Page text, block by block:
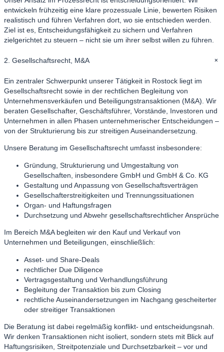
entwickeln frühzeitig eine klare prozessuale Linie, bewerten Risiken
realistisch und führen Verfahren dort, wo sie entschieden werden.
Ziel ist es, Entscheidungsfähigkeit zu sichern und Verfahren
zielgerichtet zu steuern – nicht sie um ihrer selbst willen zu führen.
2. Gesellschaftsrecht, M&A +
Ein zentraler Schwerpunkt unserer Tätigkeit in Rostock liegt im
Gesellschaftsrecht sowie in der rechtlichen Begleitung von
Unternehmensverkäufen und Beteiligungstransaktionen (M&A). Wir
beraten Gesellschafter, Geschäftsführer, Vorstände, Investoren und
Unternehmen in allen Phasen unternehmerischer Entscheidungen –
von der Strukturierung bis zur streitigen Auseinandersetzung.
Unsere Beratung im Gesellschaftsrecht umfasst insbesondere:
Gründung, Strukturierung und Umgestaltung von
Gesellschaften, insbesondere GmbH und GmbH & Co. KG
Gestaltung und Anpassung von Gesellschaftsverträgen
Gesellschafterstreitigkeiten und Trennungssituationen
Organ- und Haftungsfragen
Durchsetzung und Abwehr gesellschaftsrechtlicher Ansprüche
Im Bereich M&A begleiten wir den Kauf und Verkauf von
Unternehmen und Beteiligungen, einschließlich:
Asset- und Share-Deals
rechtlicher Due Diligence
Vertragsgestaltung und Verhandlungsführung
Begleitung der Transaktion bis zum Closing
rechtliche Auseinandersetzungen im Nachgang gescheiterter
oder streitiger Transaktionen
Die Beratung ist dabei regelmäßig konflikt- und entscheidungsnah.
Wir denken Transaktionen nicht isoliert, sondern stets mit Blick auf
Haftungsrisiken, Streitpotenziale und Durchsetzbarkeit – vor und